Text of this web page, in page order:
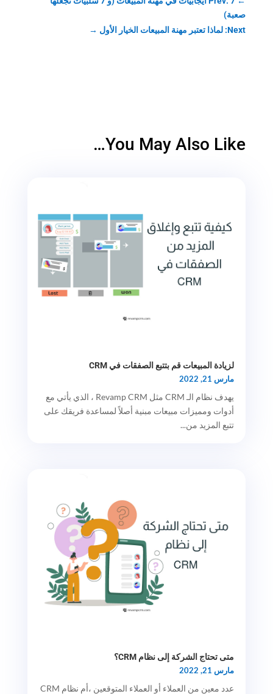
صعبة)
Next: لماذا تعتبر مهنة المبيعات الخيار الأول
→
You May Also Like…
لزيادة المبيعات قم بتتبع الصفقات في CRM
مارس 21, 2022
يهدف نظام الـ CRM مثل Revamp CRM ، الذي يأتي مع
أدوات ومميزات مبيعات مبنية أصلاً لمساعدة فريقك على
تتبع المزيد من...
متى تحتاج الشركة إلى نظام CRM؟
مارس 21, 2022
عدد معين من العملاء أو العملاء المتوقعين ،أم نظام CRM